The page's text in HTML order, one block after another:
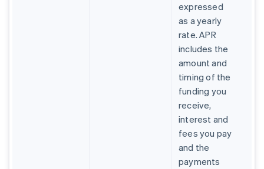
expressed
as a yearly
rate. APR
includes the
amount and
timing of the
funding you
receive,
interest and
fees you pay
and the
payments